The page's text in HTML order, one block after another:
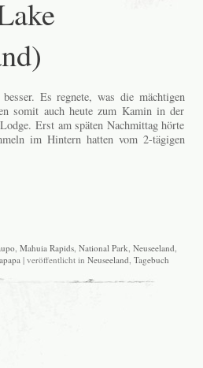
Es regnete, was die mächtigen
somit auch heute zum Kamin in der
Erst am späten Nachmittag hörte
im Hintern hatten vom 2-tägigen
, Mahuia Rapids, National Park Neuseeland
| veröffentlicht in Neuseeland Tagebuch